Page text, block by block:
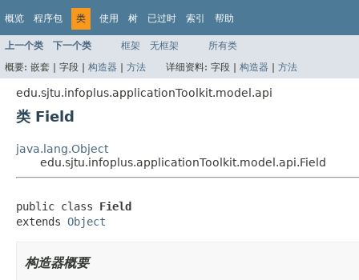
概览 程序包 类 使用 树 已过时 索引 帮助
上一个类 下一个类 框架 无框架
所有类
概要: 嵌套 | 字段 | 构造器 | 方法 详细资料: 字段 | 构造器 | 方法
edu.sjtu.infoplus.applicationToolkit.model.api
类 Field
java.lang.Object
edu.sjtu.infoplus.applicationToolkit.model.api.Field
public class Field
extends Object
构造器概要